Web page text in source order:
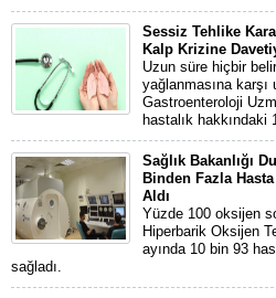
Sessiz Tehlike
Kalp Krizine
Uzun süre hiçbir
yağlanmasına karşı
Gastroenteroloji
hastalık hakkındaki
Sağlık Bakanlığı
Binden Fazla
Aldı
Yüzde 100 oksijen
Hiperbarik Oksijen
ayında 10 bin 93
sağladı.